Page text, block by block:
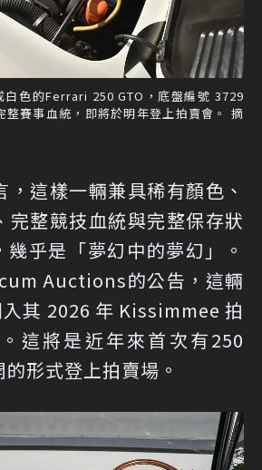
白色的Ferrari 250 GTO，底盤編號 3729
整賽事血統，即將於明年登上拍賣會。 摘
，這樣一輛兼具稀有顏色、
完整競技血統與完整保存狀
幾乎是「夢幻中的夢幻」。
Auctions的公告，這輛
其 2026 年 Kissimmee 拍
這將是近年來首次有250
形式登上拍賣場。